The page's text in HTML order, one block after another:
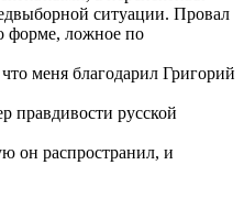
ситуации. Провал
форме, ложное по
меня благодарил Григорий
правдивости русской
он распространил, и